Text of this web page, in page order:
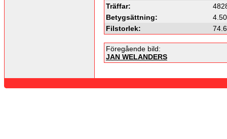
Träffar:
Betygsättning:
Filstorlek:
Föregående bild:
JAN WELANDERS